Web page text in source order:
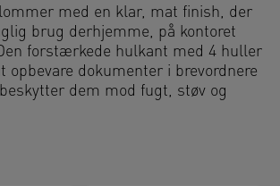
med en klar, mat finish, der
brug derhjemme, på kontoret
forstærkede hulkant med 4 huller
opbevare dokumenter i brevordnere
dem mod fugt, støv og
og venstre side for nem
Copysafe og syrefrit materiale